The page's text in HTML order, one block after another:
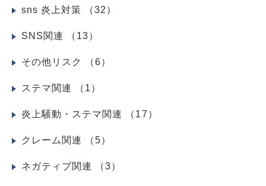
sns 炎上対策 （32）
SNS関連 （13）
その他リスク （6）
ステマ関連 （1）
炎上騒動・ステマ関連 （17）
クレーム関連 （5）
ネガティブ関連 （3）